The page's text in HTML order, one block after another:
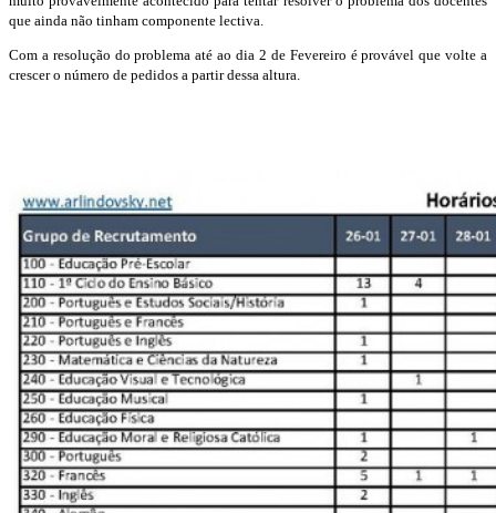
que ainda não tinham componente lectiva.
Com a resolução do problema até ao dia 2 de Fevereiro é provável que volte a
crescer o número de pedidos a partir dessa altura.